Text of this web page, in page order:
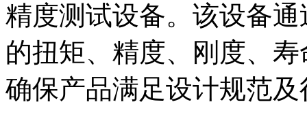
精度测试设备。该设备
的扭矩、精度、刚度、
确保产品满足设计规范